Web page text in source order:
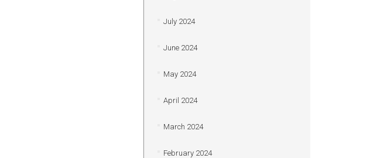
July 2024
June 2024
May 2024
April 2024
March 2024
February 2024